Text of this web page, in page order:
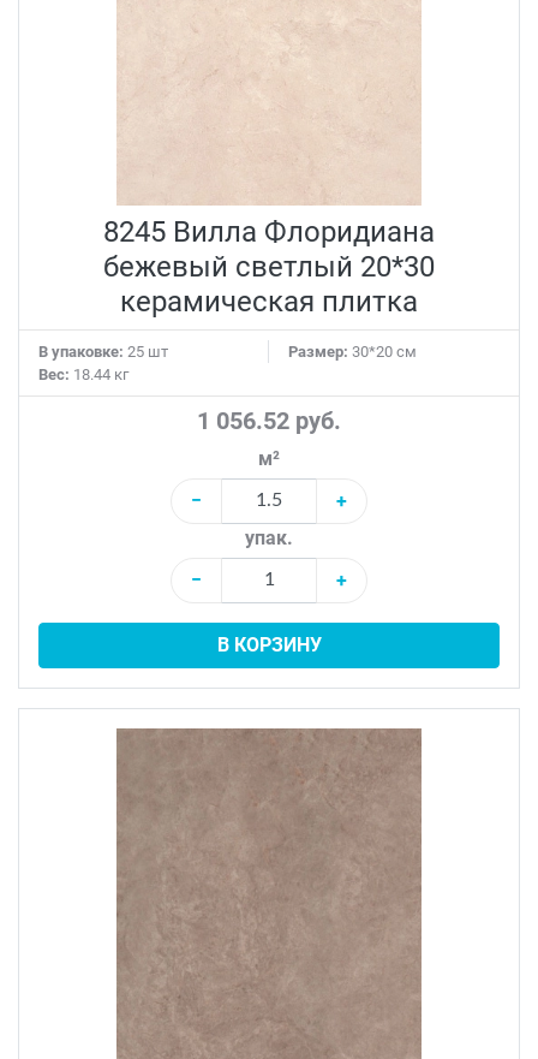
8245 Вилла Флоридиана
бежевый светлый 20*30
керамическая плитка
В упаковке: 25 шт Размер: 30*20 см
Вес: 18.44 кг
1 056.52 руб.
м²
−
+
упак.
−
+
В КОРЗИНУ